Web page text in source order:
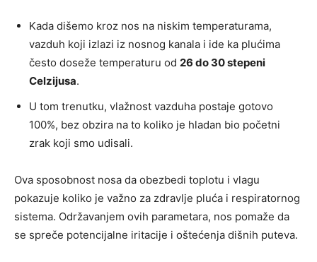
Kada dišemo kroz nos na niskim temperaturama,
vazduh koji izlazi iz nosnog kanala i ide ka plućima
često doseže temperaturu od 26 do 30 stepeni
Celzijusa.
U tom trenutku, vlažnost vazduha postaje gotovo
100%, bez obzira na to koliko je hladan bio početni
zrak koji smo udisali.
Ova sposobnost nosa da obezbedi toplotu i vlagu
pokazuje koliko je važno za zdravlje pluća i respiratornog
sistema. Održavanjem ovih parametara, nos pomaže da
se spreče potencijalne iritacije i oštećenja dišnih puteva.